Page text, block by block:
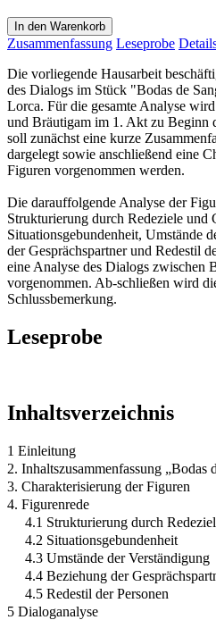
In den Warenkorb
Zusammenfassung Leseprobe
Die vorliegende Hausarbeit
des Dialogs im Stück "Bodas de
Lorca. Für die gesamte Analyse
und Bräutigam im 1. Akt zu Beginn
soll zunächst eine kurze
dargelegt sowie anschließend eine
Figuren vorgenommen werden.
Die darauffolgende Analyse der
Strukturierung durch Redeziele und
Situationsgebundenheit, Umstände
der Gesprächspartner und Redestil
eine Analyse des Dialogs zwischen
vorgenommen. Ab-schließen wird
Schlussbemerkung.
Leseprobe
Inhaltsverzeichnis
1 Einleitung
2. Inhaltszusammenfassung „Bodas
3. Charakterisierung der Figuren
4. Figurenrede
4.1 Strukturierung durch
4.2 Situationsgebundenheit
4.3 Umstände der Verständigung
4.4 Beziehung der
4.5 Redestil der Personen
5 Dialoganalyse